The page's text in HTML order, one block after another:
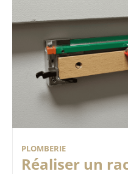
PLOMBERIE
Réaliser un